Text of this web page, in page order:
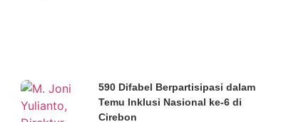
590 Difabel Berpartisipasi dalam
Temu Inklusi Nasional ke-6 di
Cirebon